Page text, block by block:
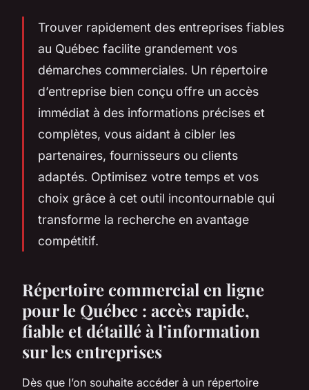
Trouver rapidement des entreprises fiables
au Québec facilite grandement vos
démarches commerciales. Un répertoire
d’entreprise bien conçu offre un accès
immédiat à des informations précises et
complètes, vous aidant à cibler les
partenaires, fournisseurs ou clients
adaptés. Optimisez votre temps et vos
choix grâce à cet outil incontournable qui
transforme la recherche en avantage
compétitif.
Répertoire commercial en ligne
pour le Québec : accès rapide,
fiable et détaillé à l’information
sur les entreprises
Dès que l’on souhaite accéder à un répertoire